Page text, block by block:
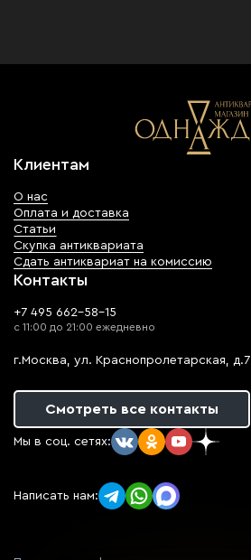
Клиентам
О нас
Оплата и доставка
Статьи
Скупка антиквариата
Сдать антиквариат на комиссию
Контакты
+7 495 662-58-15
с 11:00 до 21:00 ежедневно
г.Москва, ул. Краснопролетарская, д.7
Смотреть все контакты
Мы в соц. сетях:
Написать нам: